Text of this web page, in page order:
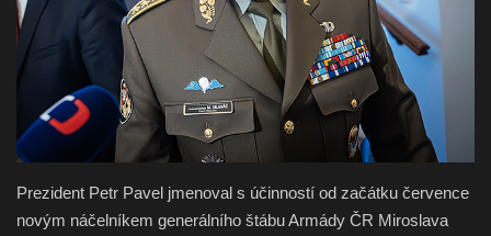
Travel & Tourism
About
Contact
Prezident Petr Pavel jmenoval s účinností od začátku července
novým náčelníkem generálního štábu Armády ČR Miroslava